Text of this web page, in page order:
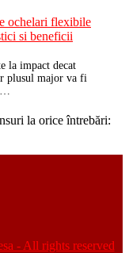
ochelari flexibile
si beneficii
la impact decat
plusul major va fi
la orice întrebări:
- All rights reserved